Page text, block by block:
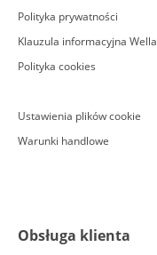
Polityka prywatności
Klauzula informacyjna Wella
Polityka cookies
Ustawienia plików cookie
Warunki handlowe
Obsługa klienta